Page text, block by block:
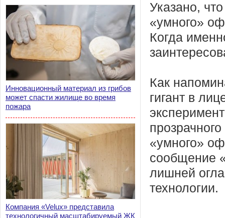
Инновационный материал из грибов
может спасти жилище во время
пожара
Компания «Velux» представила
технологичный масштабируемый ЖК
Указано,
«умного»
Когда
Как
гигант в
«умного»
сообщение
лишней
технологии.